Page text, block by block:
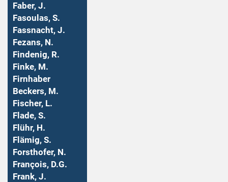
Faber, J.
Fasoulas, S.
Fassnacht, J.
Fezans, N.
Findenig, R.
Finke, M.
Firnhaber
Beckers, M.
Fischer, L.
Flade, S.
Flühr, H.
Flämig, S.
Forsthofer, N.
François, D.G.
Frank, J.